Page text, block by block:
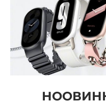
Добавляйте
в корзину
Оплачивайте